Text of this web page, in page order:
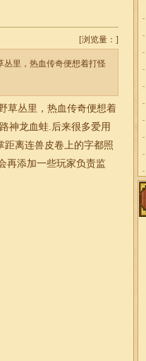
[浏览量： ]
丛里，热血传奇便想着打怪
草丛里，热血传奇便想着
神龙血蛙.后来很多爱用
距离连兽皮卷上的字都照
再添加一些玩家负责监